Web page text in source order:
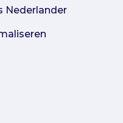
Nederlander